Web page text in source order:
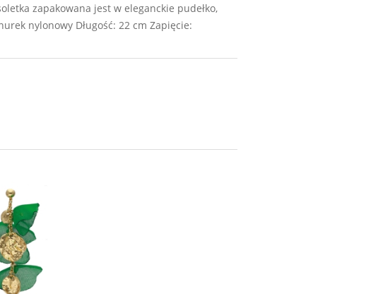
zapakowana jest w eleganckie pudełko,
nylonowy Długość: 22 cm Zapięcie: